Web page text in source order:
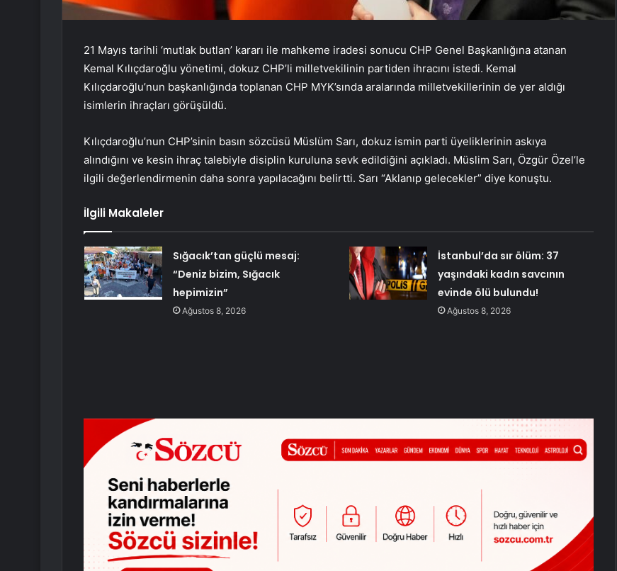
21 Mayıs tarihli ‘mutlak butlan’ kararı ile mahkeme iradesi sonucu CHP Genel Başkanlığına atanan
Kemal Kılıçdaroğlu yönetimi, dokuz CHP’li milletvekilinin partiden ihracını istedi. Kemal
Kılıçdaroğlu’nun başkanlığında toplanan CHP MYK’sında aralarında milletvekillerinin de yer aldığı
isimlerin ihraçları görüşüldü.
Kılıçdaroğlu’nun CHP’sinin basın sözcüsü Müslüm Sarı, dokuz ismin parti üyeliklerinin askıya
alındığını ve kesin ihraç talebiyle disiplin kuruluna sevk edildiğini açıkladı. Müslim Sarı, Özgür Özel’le
ilgili değerlendirmenin daha sonra yapılacağını belirtti. Sarı “Aklanıp gelecekler” diye konuştu.
İlgili Makaleler
Sığacık’tan güçlü mesaj:
“Deniz bizim, Sığacık
hepimizin”
Ağustos 8, 2026
İstanbul’da sır ölüm: 37
yaşındaki kadın savcının
evinde ölü bulundu!
Ağustos 8, 2026